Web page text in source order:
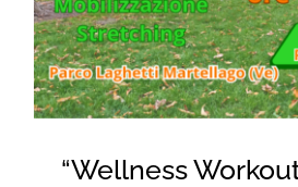
“Wellness